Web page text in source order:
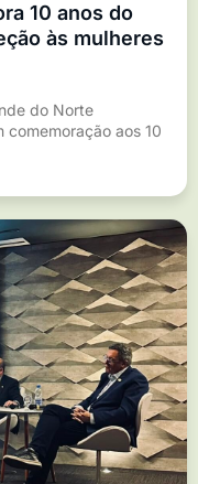
10 anos do
às mulheres
do Norte
comemoração aos 10